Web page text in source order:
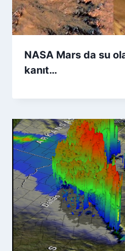
NASA Mars da su
kanıt…